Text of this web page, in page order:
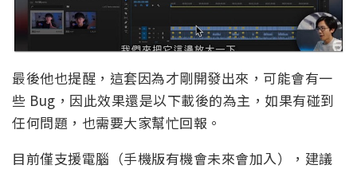
最後他也提醒，這套因為才剛開發出來，可能會有一
些 Bug，因此效果還是以下載後的為主，如果有碰到
任何問題，也需要大家幫忙回報。
目前僅支援電腦（手機版有機會未來會加入），建議